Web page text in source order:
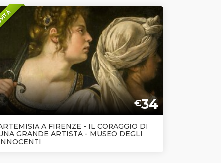
€34
A FIRENZE - IL CORAGGIO DI
GRANDE ARTISTA - MUSEO DEGLI